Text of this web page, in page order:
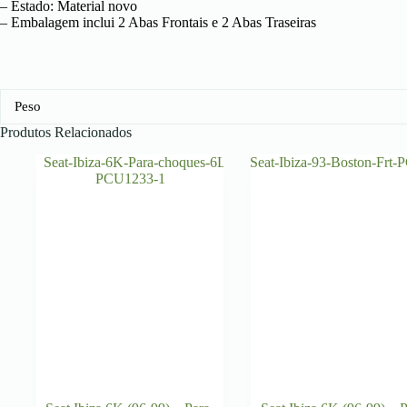
– Estado: Material novo
– Embalagem inclui 2 Abas Frontais e 2 Abas Traseiras
Peso
Produtos Relacionados